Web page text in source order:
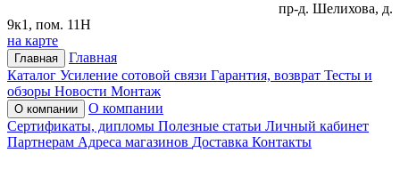
пр-д. Шелихова, д.
9к1, пом. 11Н
на карте
Главная
Главная
Каталог Усиление сотовой связи Гарантия, возврат Тесты и
обзоры Новости Монтаж
О компании
О компании
Сертификаты, дипломы Полезные статьи Личный кабинет
Партнерам Адреса магазинов Доставка Контакты